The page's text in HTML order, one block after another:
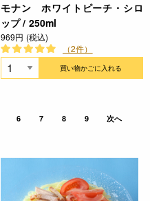
モナン ホワイトピーチ・シロ
ップ / 250ml
969円 (税込)
（2件）
買い物かごに入れる
6 7 8 9 次へ